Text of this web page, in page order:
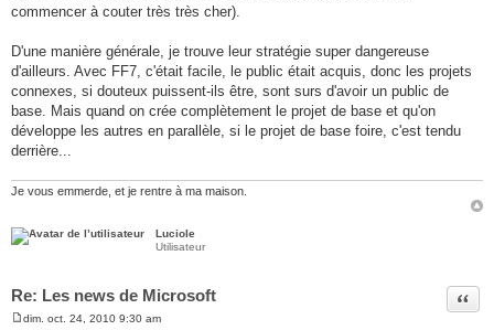
commencer à couter très très cher).
D'une manière générale, je trouve leur stratégie super dangereuse
d'ailleurs. Avec FF7, c'était facile, le public était acquis, donc les projets
connexes, si douteux puissent-ils être, sont surs d'avoir un public de
base. Mais quand on crée complètement le projet de base et qu'on
développe les autres en parallèle, si le projet de base foire, c'est tendu
derrière...
Je vous emmerde, et je rentre à ma maison.
Luciole
Utilisateur
Re: Les news de Microsoft Citer
dim. oct. 24, 2010 9:30 am